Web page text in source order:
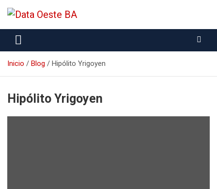
Data Oeste BA
Inicio Blog Hipólito Yrigoyen
Hipólito Yrigoyen